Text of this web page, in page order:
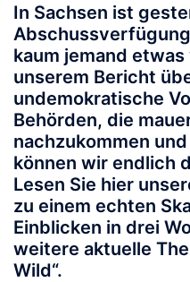
In Sachsen ist
kaum jemand
unserem Bericht
undemokratische
Behörden, die
nachzukommen
können wir endlich
Lesen Sie hier
zu einem echten
Einblicken in drei
weitere aktuelle
Wild“.